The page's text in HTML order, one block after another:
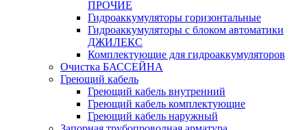
ПРОЧИЕ
Гидроаккумуляторы горизонтальные
Гидроаккумуляторы с блоком автоматики
ДЖИЛЕКС
Комплектующие для гидроаккумуляторов
Очистка БАССЕЙНА
Греющий кабель
Греющий кабель внутренний
Греющий кабель комплектующие
Греющий кабель наружный